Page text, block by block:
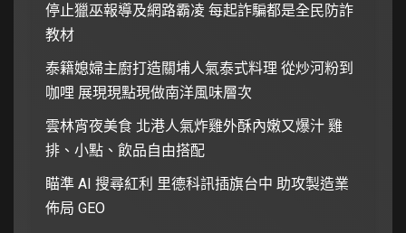
停止獵巫報導及網路霸凌 每起詐騙都是全民防詐
教材
泰籍媳婦主廚打造關埔人氣泰式料理 從炒河粉到
咖哩 展現現點現做南洋風味層次
雲林宵夜美食 北港人氣炸雞外酥內嫩又爆汁 雞
排、小點、飲品自由搭配
瞄準 AI 搜尋紅利 里德科訊插旗台中 助攻製造業
佈局 GEO